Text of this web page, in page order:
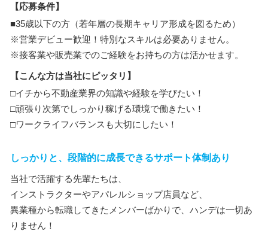
【応募条件】
■35歳以下の方（若年層の長期キャリア形成を図るため）
※営業デビュー歓迎！特別なスキルは必要ありません。
※接客業や販売業でのご経験をお持ちの方は活かせます。
【こんな方は当社にピッタリ】
□イチから不動産業界の知識や経験を学びたい！
□頑張り次第でしっかり稼げる環境で働きたい！
□ワークライフバランスも大切にしたい！
しっかりと、段階的に成長できるサポート体制あり
当社で活躍する先輩たちは、
インストラクターやアパレルショップ店員など、
異業種から転職してきたメンバーばかりで、ハンデは一切あ
りません！